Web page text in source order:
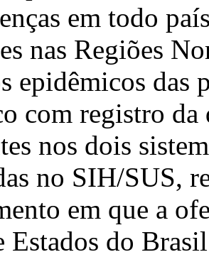
em todo
nas Regiões
epidêmicos das
com registro da
nos dois
no SIH/SUS,
em que a
Estados do